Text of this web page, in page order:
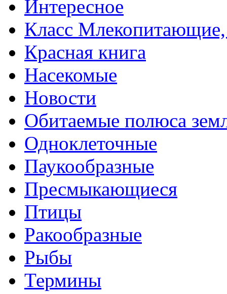
Интересное
Класс Млекопитающие,
Красная книга
Насекомые
Новости
Обитаемые полюса
Одноклеточные
Паукообразные
Пресмыкающиеся
Птицы
Ракообразные
Рыбы
Термины